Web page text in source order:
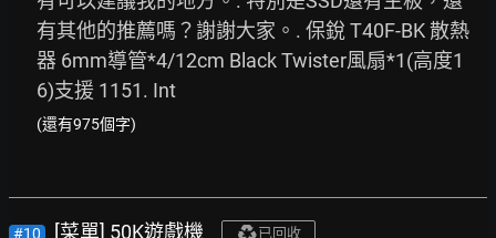
有其他的推薦嗎？謝謝大家。. 保銳 T40F-BK 散熱
器 6mm導管*4/12cm Black Twister風扇*1(高度1
6)支援 1151. Int
(還有975個字)
#10 [菜單] 50K遊戲機 已回收